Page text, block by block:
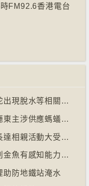
FM92.6香港電台
【十萬八千里】極端高溫令駱駝出現脫水等相關疾病
【十萬八千里】米芝蓮兩星餐廳東主涉供應螞蟻菜式 檢方求囚一年
【十萬八千里】南韓寺廟安排長達相親活動大受歡迎
【十萬八千里】阿根廷法庭宣判金魚有感知能力須從壽司店移走
助防地鐵站淹水